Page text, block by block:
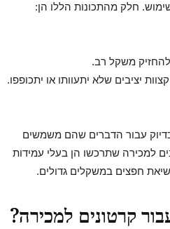
חלק מהתכונות הללו הן:
להחזיק משקל רב.
יציבים שלא יתעוותו או יתכופפו.
בדיוק עבור הדברים שהם משמשים
למכירה שתרכשו הן בעלי עמידות
חפצים במשקלים גדולים.
קרטונים למכירה?